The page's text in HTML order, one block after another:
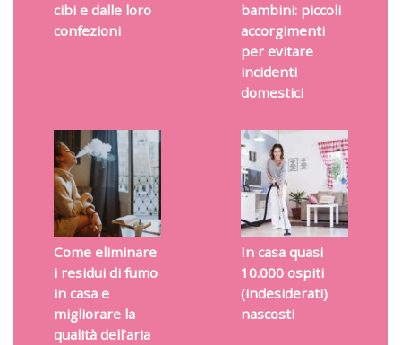
cibi e dalle loro
confezioni
bambini: piccoli
accorgimenti
per evitare
incidenti
domestici
Come eliminare
i residui di fumo
in casa e
migliorare la
qualità dell’aria
In casa quasi
10.000 ospiti
(indesiderati)
nascosti